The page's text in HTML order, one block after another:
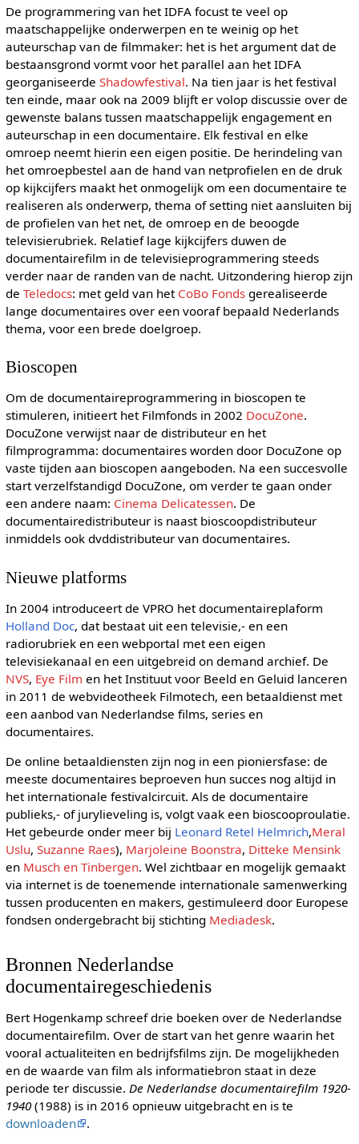
De programmering van het IDFA focust te veel op
maatschappelijke onderwerpen en te weinig op het
auteurschap van de filmmaker: het is het argument dat de
bestaansgrond vormt voor het parallel aan het IDFA
georganiseerde Shadowfestival. Na tien jaar is het festival
ten einde, maar ook na 2009 blijft er volop discussie over de
gewenste balans tussen maatschappelijk engagement en
auteurschap in een documentaire. Elk festival en elke
omroep neemt hierin een eigen positie. De herindeling van
het omroepbestel aan de hand van netprofielen en de druk
op kijkcijfers maakt het onmogelijk om een documentaire te
realiseren als onderwerp, thema of setting niet aansluiten bij
de profielen van het net, de omroep en de beoogde
televisierubriek. Relatief lage kijkcijfers duwen de
documentairefilm in de televisieprogrammering steeds
verder naar de randen van de nacht. Uitzondering hierop zijn
de Teledocs: met geld van het CoBo Fondsgerealiseerde
lange documentaires over een vooraf bepaald Nederlands
thema, voor een brede doelgroep.
Bioscopen
Om de documentaireprogrammering in bioscopen te
stimuleren, initieert het Filmfonds in 2002 DocuZone.
DocuZone verwijst naar de distributeur en het
filmprogramma: documentaires worden door DocuZone op
vaste tijden aan bioscopen aangeboden. Na een succesvolle
start verzelfstandigd DocuZone, om verder te gaan onder
een andere naam: Cinema Delicatessen. De
documentairedistributeur is naast bioscoopdistributeur
inmiddels ook dvddistributeur van documentaires.
Nieuwe platforms
In 2004 introduceert de VPRO het documentaireplaform
Holland Doc, dat bestaat uit een televisie,- en een
radiorubriek en een webportal met een eigen
televisiekanaal en een uitgebreid on demand archief. De
NVS, Eye Film en het Instituut voor Beeld en Geluid lanceren
in 2011 de webvideotheek Filmotech, een betaaldienst met
een aanbod van Nederlandse films, series en
documentaires.
De online betaaldiensten zijn nog in een pioniersfase: de
meeste documentaires beproeven hun succes nog altijd in
het internationale festivalcircuit. Als de documentaire
publieks,- of jurylieveling is, volgt vaak een bioscooproulatie.
Het gebeurde onder meer bij Leonard Retel Helmrich,Meral
Uslu, Suzanne Raes), Marjoleine Boonstra, Ditteke Mensink
en Musch en Tinbergen. Wel zichtbaar en mogelijk gemaakt
via internet is de toenemende internationale samenwerking
tussen producenten en makers, gestimuleerd door Europese
fondsen ondergebracht bij stichting Mediadesk.
Bronnen Nederlandse
documentairegeschiedenis
Bert Hogenkamp schreef drie boeken over de Nederlandse
documentairefilm. Over de start van het genre waarin het
vooral actualiteiten en bedrijfsfilms zijn. De mogelijkheden
en de waarde van film als informatiebron staat in deze
periode ter discussie. De Nederlandse documentairefilm 1920-
1940(1988) is in 2016 opnieuw uitgebracht en is te
downloaden
.